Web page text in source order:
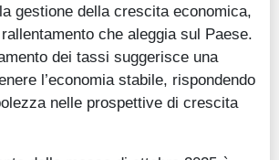
gestione della crescita economica,
che aleggia sul Paese.
dei tassi suggerisce una
l’economia stabile, rispondendo
nelle prospettive di crescita